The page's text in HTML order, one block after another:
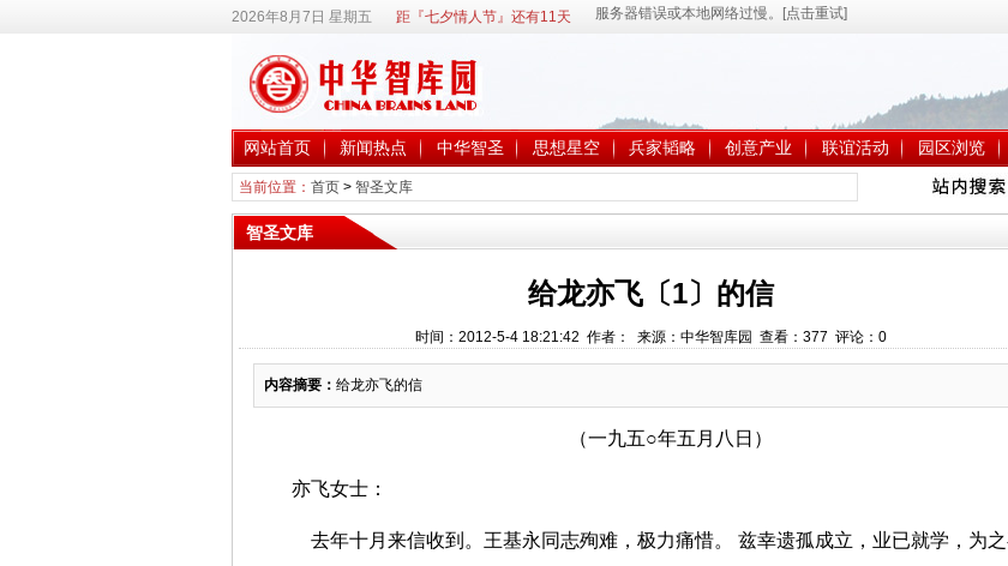
2026年8月7日 星期五 距『七夕情人节』还有11天
网站首页 新闻热点 中华智圣 思想星空 兵家韬略 创意产业 联谊活动 园区浏览
当前位置： 首页> 智圣文库
智圣文库
给龙亦飞〔1〕的信
时间：2012-5-4 18:21:42 作者： 来源：中华智库园 查看： 377 评论： 0
内容摘要： 给龙亦飞的信
（一九五○年五月八日）
亦飞女士：
去年十月来信收到。王基永同志殉难，极力痛惜。 兹幸遗孤成立，业已就学，为